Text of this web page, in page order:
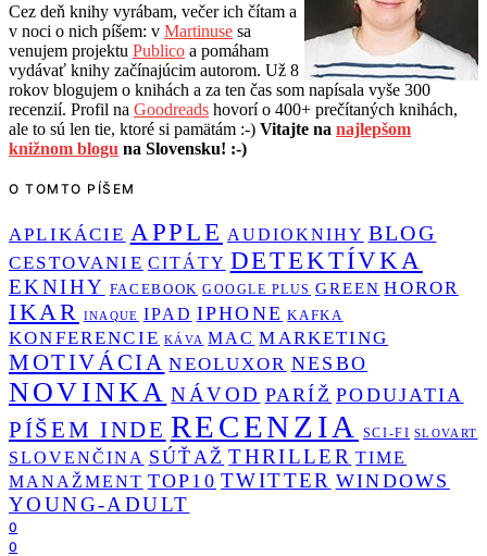
Cez deň knihy vyrábam, večer ich čítam a
v noci o nich píšem: v Martinuse sa
venujem projektu Publico a pomáham
vydávať knihy začínajúcim autorom. Už 8
rokov blogujem o knihách a za ten čas som napísala vyše 300
recenzií. Profil na Goodreads hovorí o 400+ prečítaných knihách,
ale to sú len tie, ktoré si pamätám :-) Vitajte na najlepšom
knižnom blogu na Slovensku! :-)
O TOMTO PÍŠEM
APLIKÁCIE APPLE AUDIOKNIHY BLOG
CESTOVANIE CITÁTY DETEKTÍVKA
EKNIHY FACEBOOK GOOGLE PLUS GREEN HOROR
IKAR INAQUE IPAD IPHONE KAFKA
KONFERENCIE KÁVA MAC MARKETING
MOTIVÁCIA NEOLUXOR NESBO
NOVINKA NÁVOD PARÍŽ PODUJATIA
PÍŠEM INDE RECENZIA SCI-FI SLOVART
SLOVENČINA SÚŤAŽ THRILLER TIME
MANAŽMENT TOP10 TWITTER WINDOWS
YOUNG-ADULT
0
0